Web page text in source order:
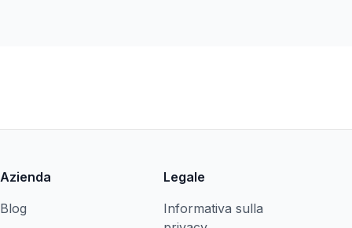
Azienda
Blog
Legale
Informativa sulla